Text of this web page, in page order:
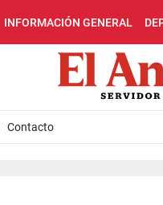
INFORMACIÓN GENERAL
Contacto